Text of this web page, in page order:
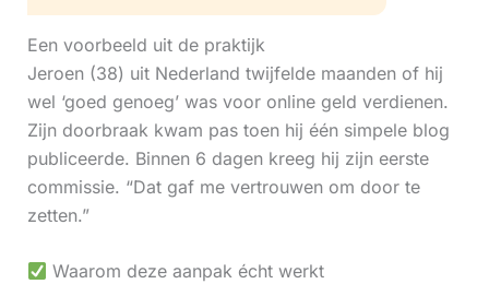
Een voorbeeld uit de praktijk
Jeroen (38) uit Nederland twijfelde maanden of hij
wel ‘goed genoeg’ was voor online geld verdienen.
Zijn doorbraak kwam pas toen hij één simpele blog
publiceerde. Binnen 6 dagen kreeg hij zijn eerste
commissie. “Dat gaf me vertrouwen om door te
zetten.”
Waarom deze aanpak écht werkt